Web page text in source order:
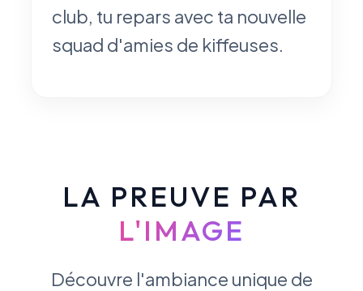
club, tu repars avec ta nouvelle
squad d'amies de kiffeuses.
LA PREUVE PAR
L'IMAGE
Découvre l'ambiance unique de